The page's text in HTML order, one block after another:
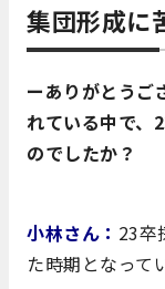
集団形成に
ーありがとうご
れている中で、
のでしたか？
小林さん： 23卒
た時期となって